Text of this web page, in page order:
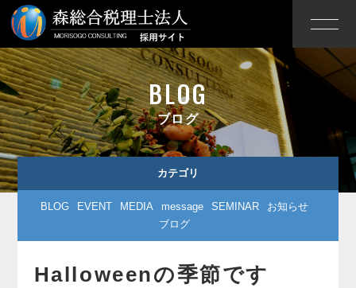
BLOG
ブログ
カテゴリ
BLOG EVENT MEDIA message SEMINAR
お知らせ
ブログ
Halloweenの季節です